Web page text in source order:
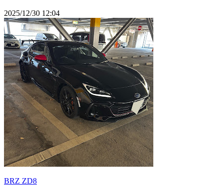
2025/12/30 12:04
BRZ ZD8